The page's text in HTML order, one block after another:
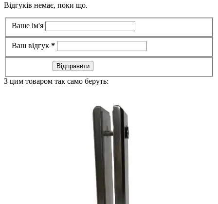
Відгуків немає, поки що.
Ваше ім'я
Ваш відгук *
Відправити
З цим товаром так само беруть: